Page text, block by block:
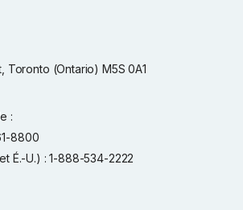
Toronto (Ontario) M5S 0A1
:
8800
É.-U.) : 1-888-534-2222